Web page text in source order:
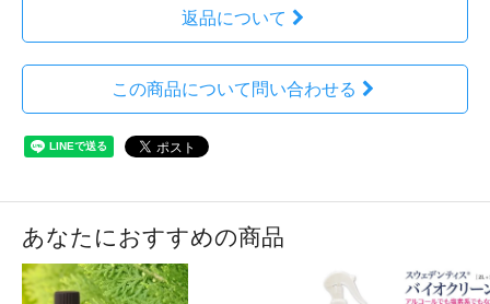
返品について
この商品について問い合わせる
あなたにおすすめの商品